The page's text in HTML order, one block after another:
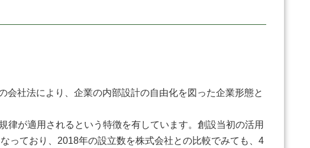
社法により、企業の内部設計の自由化を図った企業形態と
が適用されるという特徴を有しています。創設当初の活用
っており、2018年の設立数を株式会社との比較でみても、4